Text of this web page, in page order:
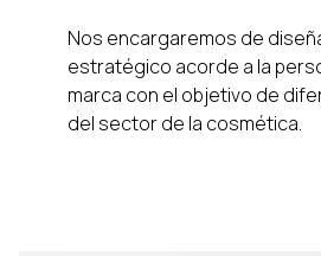
Nos encargaremos de
estratégico acorde a la
marca con el objetivo de
del sector de la cosmética.